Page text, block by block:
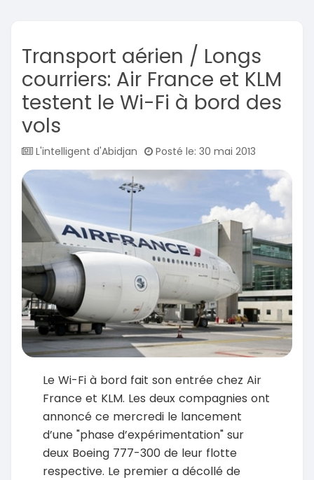
Transport aérien / Longs
courriers: Air France et KLM
testent le Wi-Fi à bord des
vols
L'intelligent d'Abidjan Posté le: 30 mai 2013
Le Wi-Fi à bord fait son entrée chez Air
France et KLM. Les deux compagnies ont
annoncé ce mercredi le lancement
d’une "phase d’expérimentation" sur
deux Boeing 777-300 de leur flotte
respective. Le premier a décollé de